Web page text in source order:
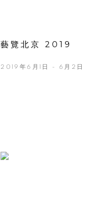
藝覽北京 2019
2019年6月1日 - 6月2日